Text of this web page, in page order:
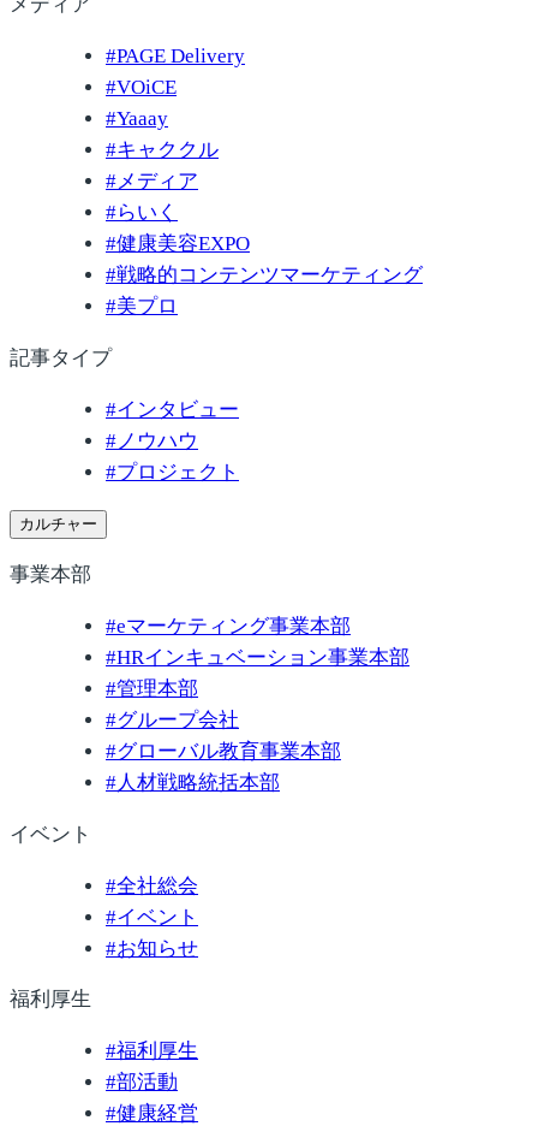
#PAGE Delivery
#VOiCE
#Yaaay
#キャククル
#メディア
#らいく
#健康美容EXPO
#戦略的コンテンツマーケティング
#美プロ
記事タイプ
#インタビュー
# ノウハウ
#プロジェクト
カルチャー
事業本部
#eマーケティング事業本部
#HRインキュベーション事業本部
#管理本部
#グループ会社
#グローバル教育事業本部
#人材戦略統括本部
イベント
#全社総会
#イベント
#お知らせ
福利厚生
#福利厚生
#部活動
#健康経営